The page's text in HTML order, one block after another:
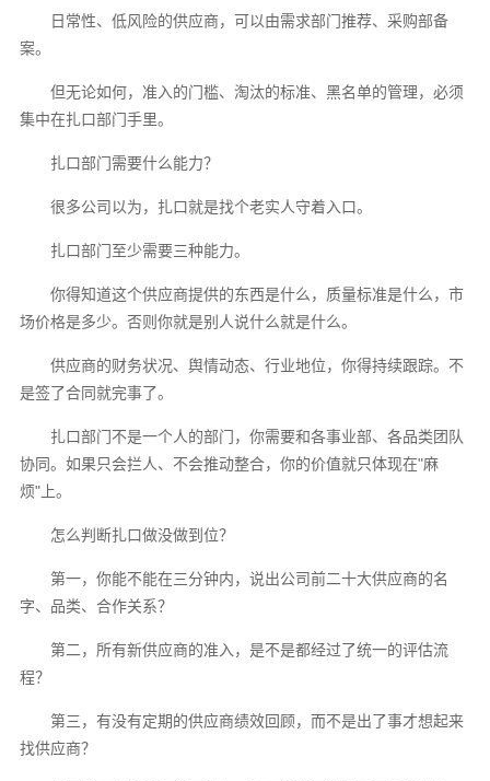
日常性、低风险的供应商，可以由需求部门推荐、采购部备
案。
但无论如何，准入的门槛、淘汰的标准、黑名单的管理，必须
集中在扎口部门手里。
扎口部门需要什么能力？
很多公司以为，扎口就是找个老实人守着入口。
扎口部门至少需要三种能力。
你得知道这个供应商提供的东西是什么，质量标准是什么，市
场价格是多少。否则你就是别人说什么就是什么。
供应商的财务状况、舆情动态、行业地位，你得持续跟踪。不
是签了合同就完事了。
扎口部门不是一个人的部门，你需要和各事业部、各品类团队
协同。如果只会拦人、不会推动整合，你的价值就只体现在"麻
烦"上。
怎么判断扎口做没做到位？
第一，你能不能在三分钟内，说出公司前二十大供应商的名
字、品类、合作关系？
第二，所有新供应商的准入，是不是都经过了统一的评估流
程？
第三，有没有定期的供应商绩效回顾，而不是出了事才想起来
找供应商？